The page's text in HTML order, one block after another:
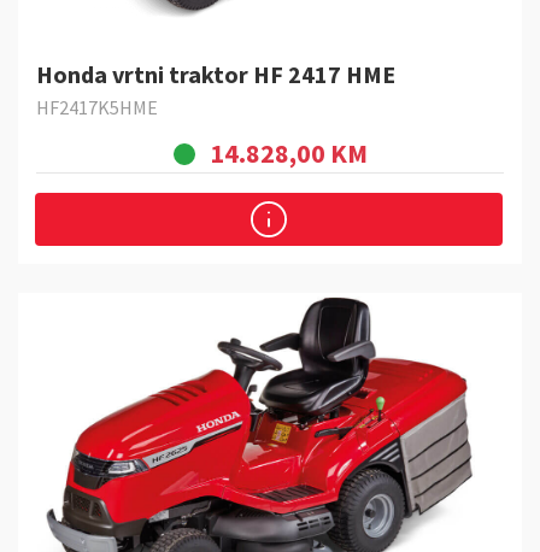
Honda vrtni traktor HF 2417 HME
HF2417K5HME
14.828,00 KM